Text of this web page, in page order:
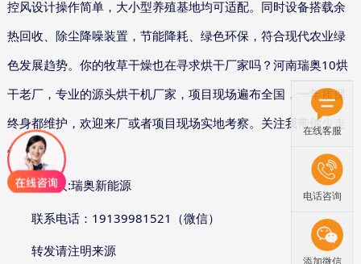
控风设计操作简单，大小型养殖基地均可适配。同时设备搭载余
热回收、除尘降噪装置，节能降耗、绿色环保，符合现代农业绿
色发展趋势。你的牧草干燥也在寻求烘干厂家吗？河南瑞奥10烘
干老厂，专业的源头烘干机厂家，项目现场遍布全国，一年质保
终身都维护，欢迎来厂或者项目现场实地考察。关注我带你少走
烘干弯路。
编辑人:瑞奥新能源
联系电话： 19139981521 （微信）
转发请注明来源
在线客服
电话咨询
添加微信